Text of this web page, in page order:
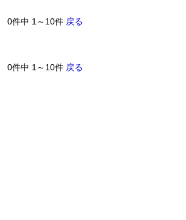
0件中 1～10件 戻る
0件中 1～10件 戻る